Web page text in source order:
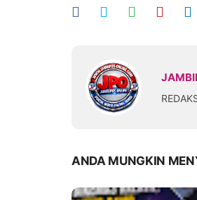
ANDA MUNGKIN